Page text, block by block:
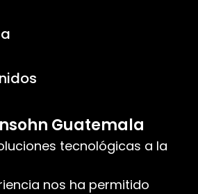
Guatemala
tecnológicas a la
nos ha permitido